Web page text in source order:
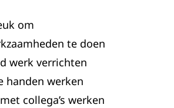
om
te doen
werk verrichten
handen werken
collega’s werken